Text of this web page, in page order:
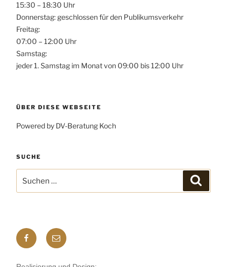
15:30 – 18:30 Uhr
Donnerstag: geschlossen für den Publikumsverkehr
Freitag:
07:00 – 12:00 Uhr
Samstag:
jeder 1. Samstag im Monat von 09:00 bis 12:00 Uhr
ÜBER DIESE WEBSEITE
Powered by DV-Beratung Koch
SUCHE
nach:
Facebook
E-
mail